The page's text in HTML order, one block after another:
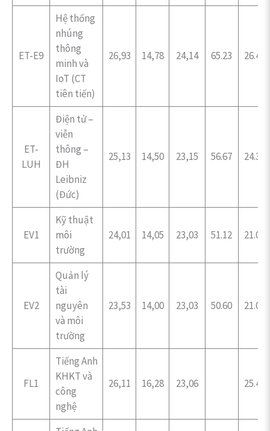
ET-E9
Hệ thống
nhúng
thông
minh và
IoT (CT
tiên tiến)
26,93 14,78 24,14 65.23 26.45
ET-
LUH
Điện tử –
viễn
thông –
ĐH
Leibniz
(Đức)
25,13 14,50 23,15 56.67 24.30
EV1
Kỹ thuật
môi
trường
24,01 14,05 23,03 51.12 21.00
EV2
Quản lý
tài
nguyên
và môi
trường
23,53 14,00 23,03 50.60 21.00
FL1
Tiếng Anh
KHKT và
công
nghệ
26,11 16,28 23,06 25.45